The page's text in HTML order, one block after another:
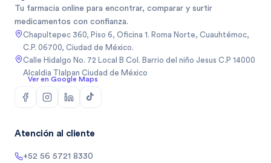
Tu farmacia online para encontrar, comparar y surtir
medicamentos con confianza.
Chapultepec 360, Piso 6, Oficina 1. Roma Norte, Cuauhtémoc,
C.P. 06700, Ciudad de México.
Calle Hidalgo No. 72 Local B Col. Barrio del niño Jesus C.P 14000
Alcaldia Tlalpan Ciudad de México
Ver en Google Maps
Atención al cliente
+52 56 5721 8330